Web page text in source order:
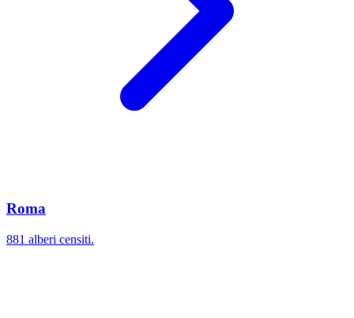
Roma
881 alberi censiti.